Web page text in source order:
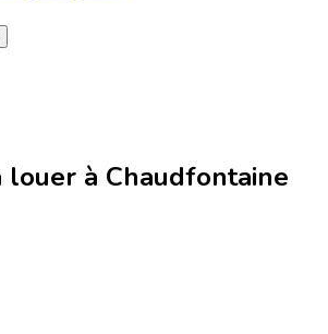
louer à Chaudfontaine